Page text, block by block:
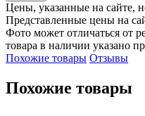
Цены, указанные на сайте,
Представленные цены на
Фото может отличаться от
товара в наличии указано
Похожие товары Отзывы
Похожие товары